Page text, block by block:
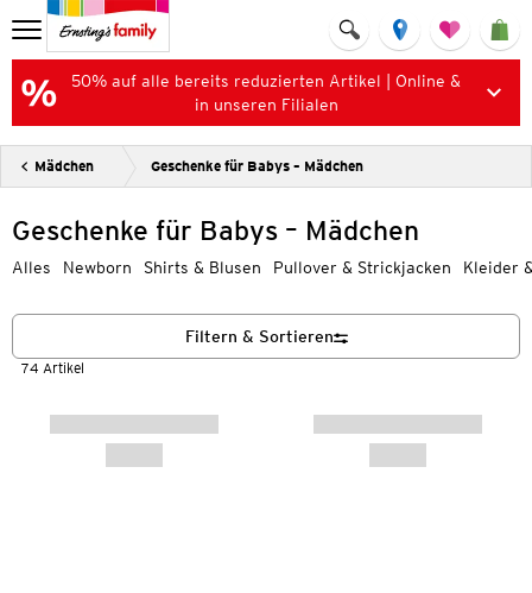
50% auf alle bereits reduzierten Artikel | Online &
in unseren Filialen
Mädchen Geschenke für Babys – Mädchen
Geschenke für Babys – Mädchen
Alles Newborn Shirts & Blusen Pullover & Strickjacken Kleider
74 Artikel
Filtern & Sortieren